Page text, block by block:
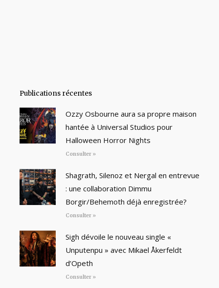
Publications récentes
Ozzy Osbourne aura sa propre maison
hantée à Universal Studios pour
Halloween Horror Nights
Consulter »
Shagrath, Silenoz et Nergal en entrevue
: une collaboration Dimmu
Borgir/Behemoth déjà enregistrée?
Consulter »
Sigh dévoile le nouveau single «
Unputenpu » avec Mikael Åkerfeldt
d’Opeth
Consulter »